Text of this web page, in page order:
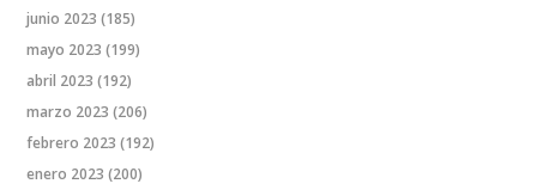
junio 2023 (185)
mayo 2023 (199)
abril 2023 (192)
marzo 2023 (206)
febrero 2023 (192)
enero 2023 (200)